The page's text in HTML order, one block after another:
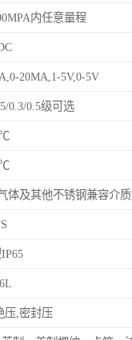
内任意量程
20MA,1-5V,0-5V
0.3/0.5级可选
体及其他不锈钢兼容介质
压,密封压